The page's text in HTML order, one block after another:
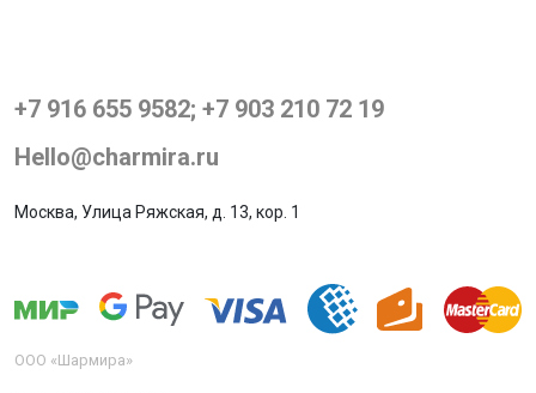
+7 916 655 9582; +7 903 210 72 19
Hello@charmira.ru
Москва, Улица Ряжская, д. 13, кор. 1
ООО «Шармира»